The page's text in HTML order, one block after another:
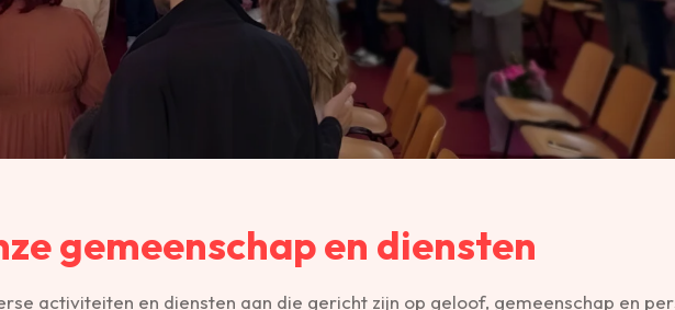
gemeenschap en diensten
activiteiten en diensten aan die gericht zijn op geloof, gemeenschap en